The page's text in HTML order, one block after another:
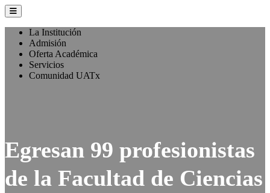
La Institución
Admisión
Oferta Académica
Servicios
Comunidad UATx
Egresan 99 profesionistas
de la Facultad de Ciencias